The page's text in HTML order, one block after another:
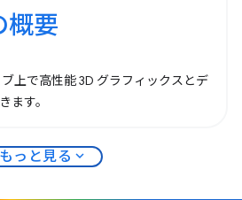
概要
上で高性能 3D グラフィックスとデ
ます。
もっと見る expand_more